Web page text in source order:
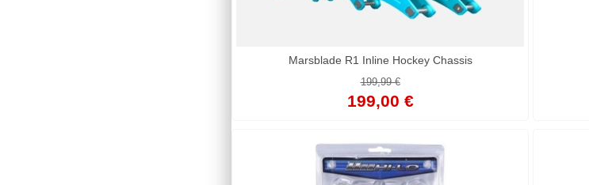
Marsblade R1 Inline Hockey Chassis
199,99 €
199,00 €